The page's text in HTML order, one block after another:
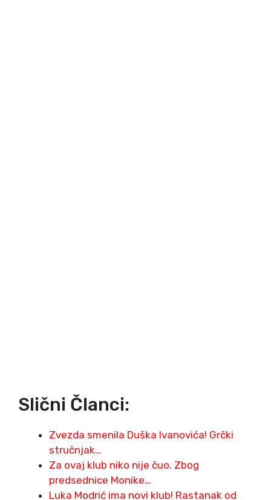
Slični Članci:
Zvezda smenila Duška Ivanovića! Grčki
stručnjak…
Za ovaj klub niko nije čuo. Zbog
predsednice Monike…
Luka Modrić ima novi klub! Rastanak od